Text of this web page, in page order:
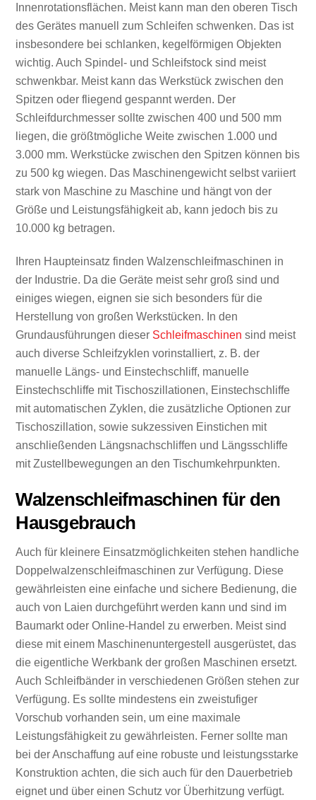
Innenrotationsflächen. Meist kann man den oberen Tisch
des Gerätes manuell zum Schleifen schwenken. Das ist
insbesondere bei schlanken, kegelförmigen Objekten
wichtig. Auch Spindel- und Schleifstock sind meist
schwenkbar. Meist kann das Werkstück zwischen den
Spitzen oder fliegend gespannt werden. Der
Schleifdurchmesser sollte zwischen 400 und 500 mm
liegen, die größtmögliche Weite zwischen 1.000 und
3.000 mm. Werkstücke zwischen den Spitzen können bis
zu 500 kg wiegen. Das Maschinengewicht selbst variiert
stark von Maschine zu Maschine und hängt von der
Größe und Leistungsfähigkeit ab, kann jedoch bis zu
10.000 kg betragen.
Ihren Haupteinsatz finden Walzenschleifmaschinen in
der Industrie. Da die Geräte meist sehr groß sind und
einiges wiegen, eignen sie sich besonders für die
Herstellung von großen Werkstücken. In den
Grundausführungen dieser Schleifmaschinen sind meist
auch diverse Schleifzyklen vorinstalliert, z. B. der
manuelle Längs- und Einstechschliff, manuelle
Einstechschliffe mit Tischoszillationen, Einstechschliffe
mit automatischen Zyklen, die zusätzliche Optionen zur
Tischoszillation, sowie sukzessiven Einstichen mit
anschließenden Längsnachschliffen und Längsschliffe
mit Zustellbewegungen an den Tischumkehrpunkten.
Walzenschleifmaschinen für den
Hausgebrauch
Auch für kleinere Einsatzmöglichkeiten stehen handliche
Doppelwalzenschleifmaschinen zur Verfügung. Diese
gewährleisten eine einfache und sichere Bedienung, die
auch von Laien durchgeführt werden kann und sind im
Baumarkt oder Online-Handel zu erwerben. Meist sind
diese mit einem Maschinenuntergestell ausgerüstet, das
die eigentliche Werkbank der großen Maschinen ersetzt.
Auch Schleifbänder in verschiedenen Größen stehen zur
Verfügung. Es sollte mindestens ein zweistufiger
Vorschub vorhanden sein, um eine maximale
Leistungsfähigkeit zu gewährleisten. Ferner sollte man
bei der Anschaffung auf eine robuste und leistungsstarke
Konstruktion achten, die sich auch für den Dauerbetrieb
eignet und über einen Schutz vor Überhitzung verfügt.